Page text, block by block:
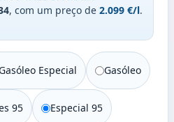
, com um preço de 2.099 €/l.
Gasóleo Especial Gasóleo
95 Especial 95